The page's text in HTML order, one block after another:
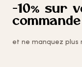
-10% sur
commande
et ne manquez plus